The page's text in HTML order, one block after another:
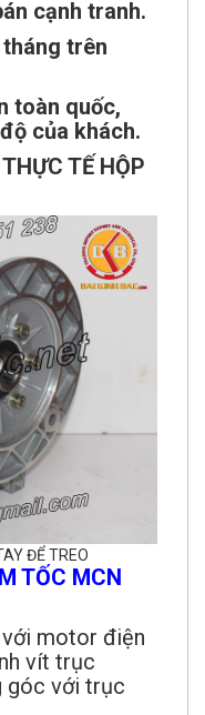
cạnh tranh.
tháng trên
toàn quốc,
của khách.
TẾ HỘP
ĐỂ TREO
TỐC MCN
motor điện
vít trục
góc với trục